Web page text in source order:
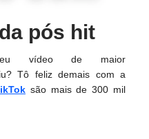
pós hit
vídeo de maior
Tô feliz demais com a
são mais de 300 mil